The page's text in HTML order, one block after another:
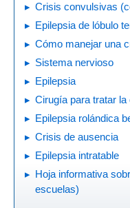
Crisis convulsivas
Epilepsia de lóbulo
Cómo manejar una
Sistema nervioso
Epilepsia
Cirugía para tratar la
Epilepsia rolándica
Crisis de ausencia
Epilepsia intratable
Hoja informativa
escuelas)